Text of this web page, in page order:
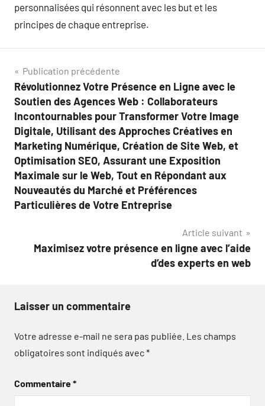
personnalisées qui résonnent avec les but et les
principes de chaque entreprise.
Navigation
de
l’article
Publication précédente
Révolutionnez Votre Présence en Ligne avec le
Soutien des Agences Web : Collaborateurs
Incontournables pour Transformer Votre Image
Digitale, Utilisant des Approches Créatives en
Marketing Numérique, Création de Site Web, et
Optimisation SEO, Assurant une Exposition
Maximale sur le Web, Tout en Répondant aux
Nouveautés du Marché et Préférences
Particulières de Votre Entreprise
Article suivant
Maximisez votre présence en ligne avec l’aide
d’des experts en web
Laisser un commentaire
Votre adresse e-mail ne sera pas publiée. Les champs
obligatoires sont indiqués avec*
Commentaire*